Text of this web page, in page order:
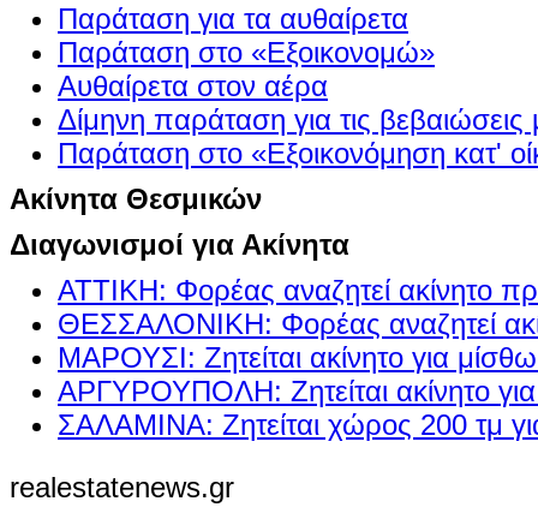
Παράταση για τα αυθαίρετα
Παράταση στο «Εξοικονομώ»
Αυθαίρετα στον αέρα
Δίμηνη παράταση για τις βεβαιώσεις
Παράταση στο «Εξοικονόμηση κατ'
Ακίνητα Θεσμικών
Διαγωνισμοί για Ακίνητα
ΑΤΤΙΚΗ: Φορέας αναζητεί ακίνητο
ΘΕΣΣΑΛΟΝΙΚΗ: Φορέας αναζητεί
ΜΑΡΟΥΣΙ: Ζητείται ακίνητο για
ΑΡΓΥΡΟΥΠΟΛΗ: Ζητείται ακίνητο
ΣΑΛΑΜΙΝΑ: Ζητείται χώρος 200 τμ
realestatenews.gr